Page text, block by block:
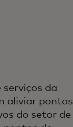
da
aliviar pontos
do setor de